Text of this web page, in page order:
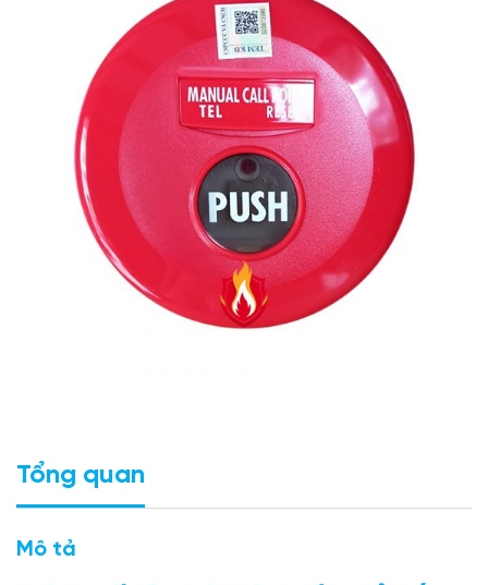
Tổng quan
Mô tả